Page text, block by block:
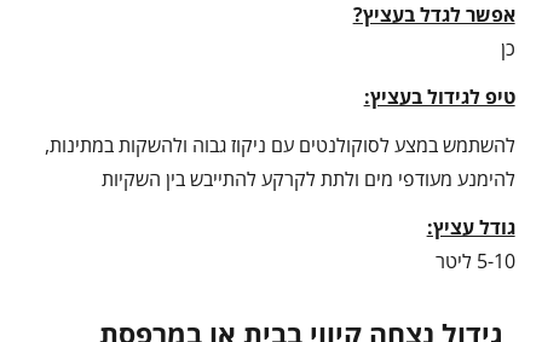
אפשר לגדל בעציץ?
כן
טיפ לגידול בעציץ:
להשתמש במצע לסוקולנטים עם ניקוז גבוה ולהשקות במתינות,
להימנע מעודפי מים ולתת לקרקע להתייבש בין השקיות
גודל עציץ:
5-10 ליטר
גידול נצחה קיווי בבית או במרפסת